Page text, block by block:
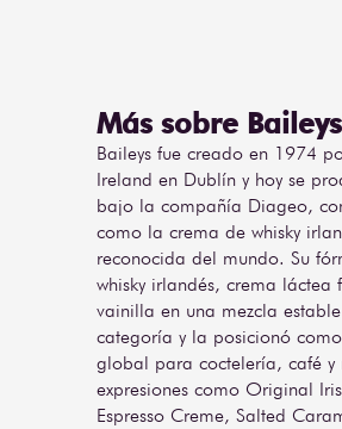
Más sobre Baileys
Baileys fue creado en 1974
Ireland en Dublín y hoy se
bajo la compañía Diageo,
como la crema de whisky
reconocida del mundo. Su
whisky irlandés, crema láctea
vainilla en una mezcla
categoría y la posicionó
global para coctelería, café y
expresiones como Original
Espresso Creme, Salted